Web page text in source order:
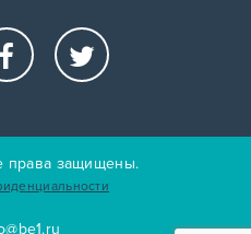
права защищены.